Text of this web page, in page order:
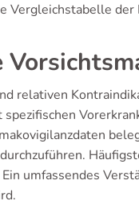
Vergleichstabelle
relativen
umfassendes